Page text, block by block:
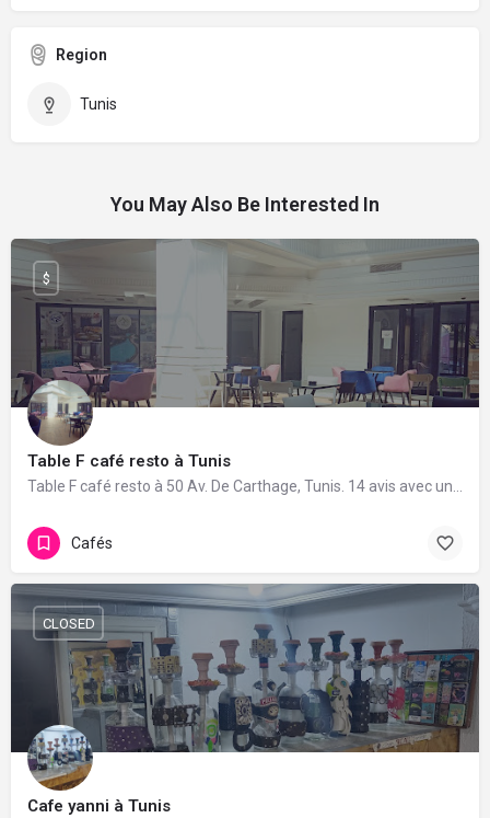
Region
Tunis
You May Also Be Interested In
Table F café resto à Tunis
Table F café resto à 50 Av. De Carthage, Tunis. 14 avis avec une note de 4.8/5.
$
Cafés
Cafe yanni à Tunis
CLOSED